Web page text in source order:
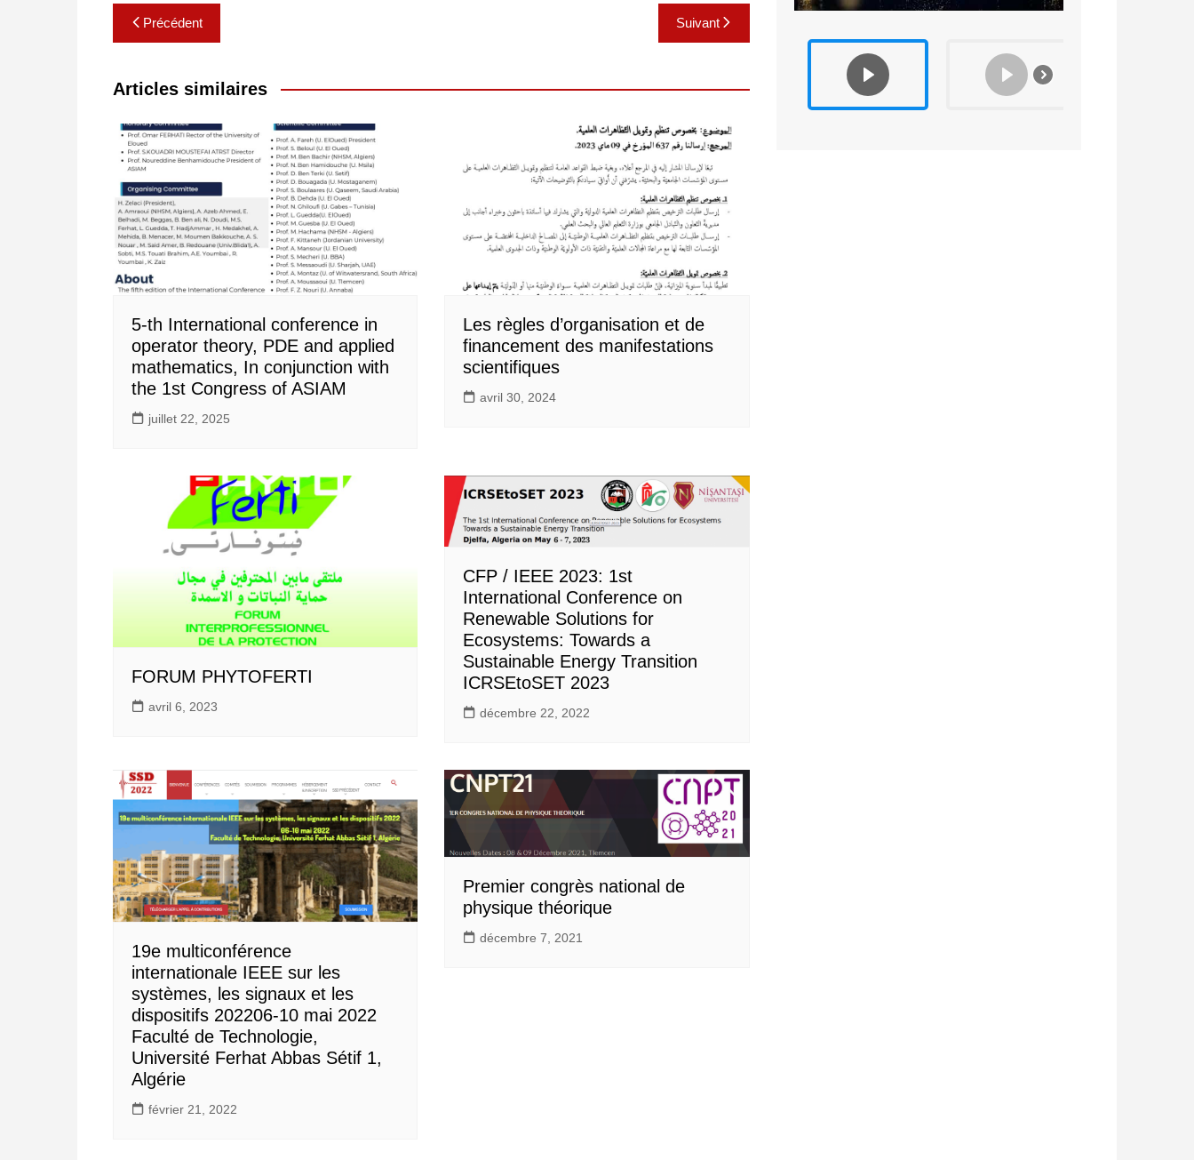
Navigation
de
l’article
Précédent Suivant
Articles similaires
5-th International conference in
operator theory, PDE and applied
mathematics, In conjunction with
the 1st Congress of ASIAM
juillet 22, 2025
Les règles d’organisation et de
financement des manifestations
scientifiques
avril 30, 2024
FORUM PHYTOFERTI
avril 6, 2023
CFP / IEEE 2023: 1st
International Conference on
Renewable Solutions for
Ecosystems: Towards a
Sustainable Energy Transition
ICRSEtoSET 2023
décembre 22, 2022
19e multiconférence
internationale IEEE sur les
systèmes, les signaux et les
dispositifs 202206-10 mai 2022
Faculté de Technologie,
Université Ferhat Abbas Sétif 1,
Algérie
février 21, 2022
Premier congrès national de
physique théorique
décembre 7, 2021